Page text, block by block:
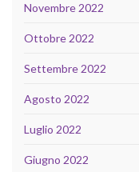
Novembre 2022
Ottobre 2022
Settembre 2022
Agosto 2022
Luglio 2022
Giugno 2022